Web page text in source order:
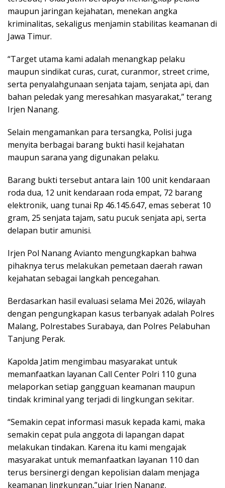
maupun jaringan kejahatan, menekan angka
kriminalitas, sekaligus menjamin stabilitas keamanan di
Jawa Timur.
“Target utama kami adalah menangkap pelaku
maupun sindikat curas, curat, curanmor, street crime,
serta penyalahgunaan senjata tajam, senjata api, dan
bahan peledak yang meresahkan masyarakat,” terang
Irjen Nanang.
Selain mengamankan para tersangka, Polisi juga
menyita berbagai barang bukti hasil kejahatan
maupun sarana yang digunakan pelaku.
Barang bukti tersebut antara lain 100 unit kendaraan
roda dua, 12 unit kendaraan roda empat, 72 barang
elektronik, uang tunai Rp 46.145.647, emas seberat 10
gram, 25 senjata tajam, satu pucuk senjata api, serta
delapan butir amunisi.
Irjen Pol Nanang Avianto mengungkapkan bahwa
pihaknya terus melakukan pemetaan daerah rawan
kejahatan sebagai langkah pencegahan.
Berdasarkan hasil evaluasi selama Mei 2026, wilayah
dengan pengungkapan kasus terbanyak adalah Polres
Malang, Polrestabes Surabaya, dan Polres Pelabuhan
Tanjung Perak.
Kapolda Jatim mengimbau masyarakat untuk
memanfaatkan layanan Call Center Polri 110 guna
melaporkan setiap gangguan keamanan maupun
tindak kriminal yang terjadi di lingkungan sekitar.
“Semakin cepat informasi masuk kepada kami, maka
semakin cepat pula anggota di lapangan dapat
melakukan tindakan. Karena itu kami mengajak
masyarakat untuk memanfaatkan layanan 110 dan
terus bersinergi dengan kepolisian dalam menjaga
keamanan lingkungan,”ujar Irjen Nanang.